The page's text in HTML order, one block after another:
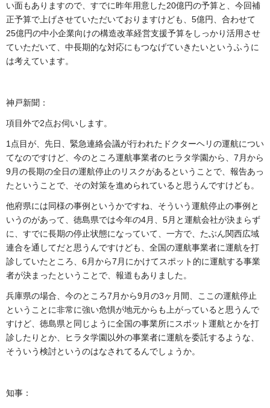
い面もありますので、すでに昨年用意した20億円の予算と、今回補
正予算で上げさせていただいておりますけども、5億円、合わせて
25億円の中小企業向けの構造改革経営支援予算をしっかり活用させ
ていただいて、中長期的な対応にもつなげていきたいというふうに
は考えています。
神戸新聞：
項目外で2点お伺いします。
1点目が、先日、緊急連絡会議が行われたドクターヘリの運航につい
てなのですけど、今のところ運航事業者のヒラタ学園から、7月から
9月の長期の全日の運航停止のリスクがあるということで、報告あっ
たということで、その対策を進められていると思うんですけども。
他府県には同様の事例というかですね、そういう運航停止の事例と
いうのがあって、徳島県では今年の4月、5月と運航会社が決まらず
に、すでに長期の停止状態になっていて、一方で、たぶん関西広域
連合を通してだと思うんですけども、全国の運航事業者に運航を打
診していたところ、6月から7月にかけてスポット的に運航する事業
者が決まったということで、報道もありました。
兵庫県の場合、今のところ7月から9月の3ヶ月間、ここの運航停止
ということに非常に強い危惧が地元からも上がっていると思うんで
すけど、徳島県と同じように全国の事業所にスポット運航とかを打
診したりとか、ヒラタ学園以外の事業者に運航を委託するような、
そういう検討というのはなされてるんでしょうか。
知事：